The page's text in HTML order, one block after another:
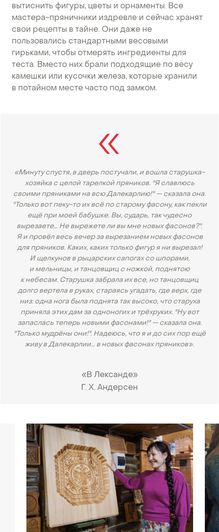
вытиснить фигуры, цветы и орнаменты. Все
мастера-пряничники издревле и сейчас хранят
свои рецепты в тайне. Они даже не
пользовались стандартными весовыми
гирьками, чтобы отмерять ингредиенты для
теста. Вместо них брали подходящие по весу
камешки или кусочки железа, которые хранили
в потайном месте часто под замком.
«Минуту спустя, в дверь постучали, и вошла старушка-
хозяйка с целой тарелкой пряников. "Я славлюсь
своими пряниками на всю Далекарлию!" — сказала она.
"Только вот пеку-то их всё по старому фасону, как пекли
ещё при моей бабушке. Вы, сударь, так чудесно
вырезаете… Не вырежете ли вы мне новых фасонов?".
Я и провёл весь вечер за вырезанием новых фасонов
для пряников. Каких, каких только фигур я ни вырезал!
И щелкунов в рыцарских сапогах со шпорами,
и мельницы, и танцовщиц с ножкой, поднятою
к небесам. Старушка забрала их все, но танцовщиц
долго вертела в руках, стараясь угадать, где верх, где
низ: одна нога была поднята так высоко, что старуха
приняла этих дам за одноногих и трёхруких. "Ну вот
запаслась теперь новыми фасонами!" — сказала она.
"Только мудрёны они!". Надеюсь, что я и до сих пор ещё
живу в Далекарлии… в новых фасонах пряников».
«В Лександе»
•
Г. Х. Андерсен